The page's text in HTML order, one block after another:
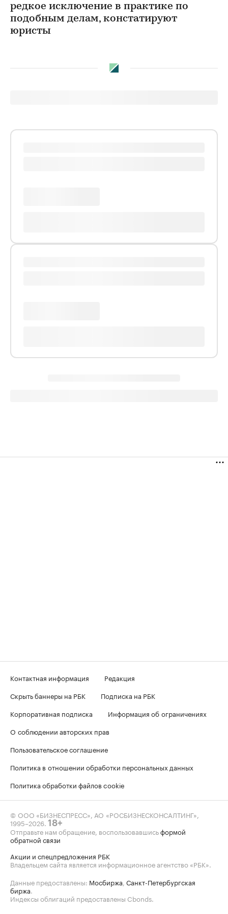
редкое исключение в практике по
подобным делам, констатируют
юристы
Контактная информация
Редакция
Скрыть баннеры на РБК
Подписка на РБК
Корпоративная подписка
Информация об ограничениях
О соблюдении авторских прав
Пользовательское соглашение
Политика в отношении обработки персональных данных
Политика обработки файлов cookie
© ООО «БИЗНЕСПРЕСС», АО «РОСБИЗНЕСКОНСАЛТИНГ»,
1995–2026. 18+
Отправьте нам обращение, воспользовавшисьформой
обратной связи
Акции и спецпредложения РБК
Владельцем сайта является информационное агентство «РБК».
Данные предоставлены: Мосбиржа, Санкт-Петербургская
биржа.
Индексы облигаций предоставлены Cbonds.